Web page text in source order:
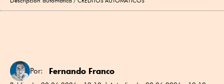
Por: Fernando Franco